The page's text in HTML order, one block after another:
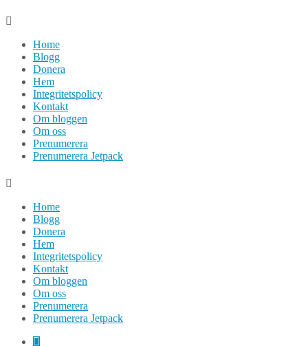
Hoppa
innehållHome
Blogg
Donera
Hem
Integritetspolicy
Kontakt
Om bloggen
Om oss
Prenumerera
Prenumerera Jetpack
Home
Blogg
Donera
Hem
Integritetspolicy
Kontakt
Om bloggen
Om oss
Prenumerera
Prenumerera Jetpack